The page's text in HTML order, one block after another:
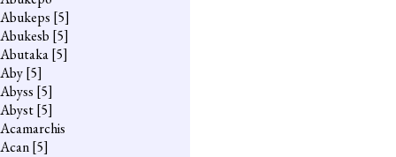
Abukeps [5]
Abukesb [5]
Abutaka[5]
Aby[5]
Abyss [5]
Abyst[5]
Acamarchis
Acan[5]